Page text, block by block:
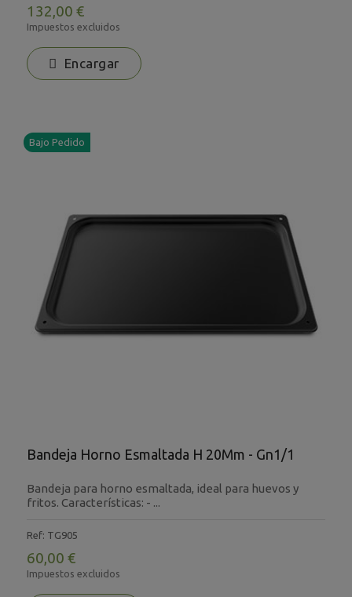
132,00 €
Impuestos excluidos
Encargar
Bandeja Horno Esmaltada H 20Mm - Gn1/1
Bandeja para horno esmaltada, ideal para huevos y
fritos. Características: - ...
Ref: TG905
60,00 €
Impuestos excluidos
Bajo Pedido